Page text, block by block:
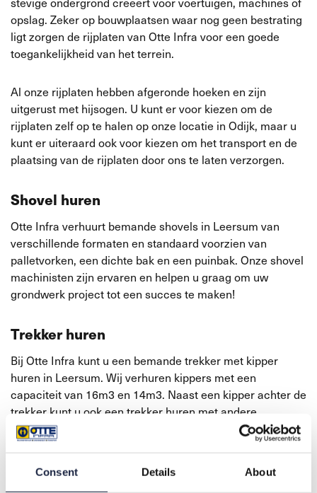
Consent Details About
opslag. Zeker op bouwplaatsen waar nog geen bestrating
ligt zorgen de rijplaten van Otte Infra voor een goede
toegankelijkheid van het terrein.
Al onze rijplaten hebben afgeronde hoeken en zijn
uitgerust met hijsogen. U kunt er voor kiezen om de
rijplaten zelf op te halen op onze locatie in Odijk, maar u
kunt er uiteraard ook voor kiezen om het transport en de
plaatsing van de rijplaten door ons te laten verzorgen.
Shovel huren
Otte Infra verhuurt bemande shovels in Leersum van
verschillende formaten en standaard voorzien van
palletvorken, een dichte bak en een puinbak. Onze shovel
machinisten zijn ervaren en helpen u graag om uw
grondwerk project tot een succes te maken!
Trekker huren
Bij Otte Infra kunt u een bemande trekker met kipper
huren in Leersum. Wij verhuren kippers met een
capaciteit van 16m3 en 14m3. Naast een kipper achter de
trekker kunt u ook een trekker huren met andere
toebehoren zoals een waterwagen of een rolbezem. Het
is daarnaast optioneel om de trekker te voorzien van een
omgevingen mogelijk maakt.